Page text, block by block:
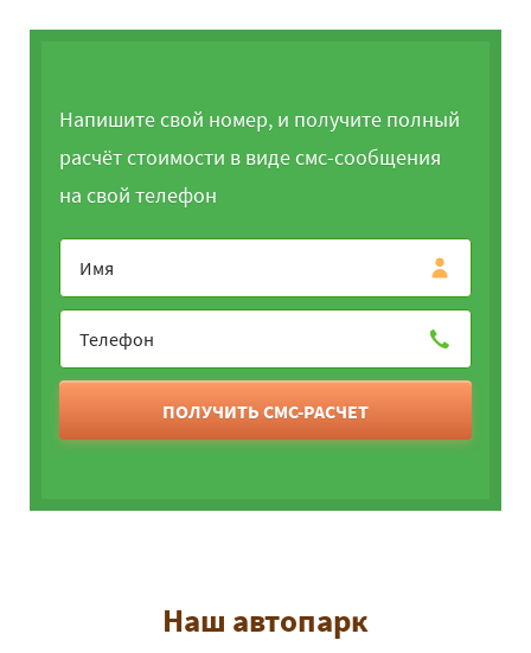
Напишите свой номер, и получите полный
расчёт стоимости в виде смс-сообщения
на свой телефон
ПОЛУЧИТЬ СМС-РАСЧЕТ
Наш автопарк